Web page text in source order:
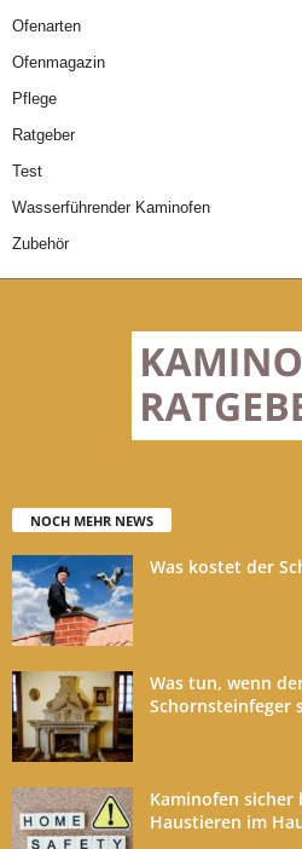
Ofenarten
Ofenmagazin
Pflege
Ratgeber
Test
Wasserführender Kaminofen
Zubehör
NOCH MEHR NEWS
Was kostet der
Was tun, wenn
Schornsteinfeger
Kaminofen
Haustieren im